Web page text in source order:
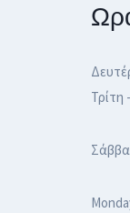
Τρίτη